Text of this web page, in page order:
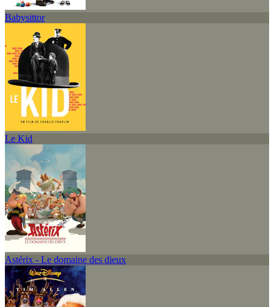
Babysittor
Le Kid
Astérix - Le domaine des dieux